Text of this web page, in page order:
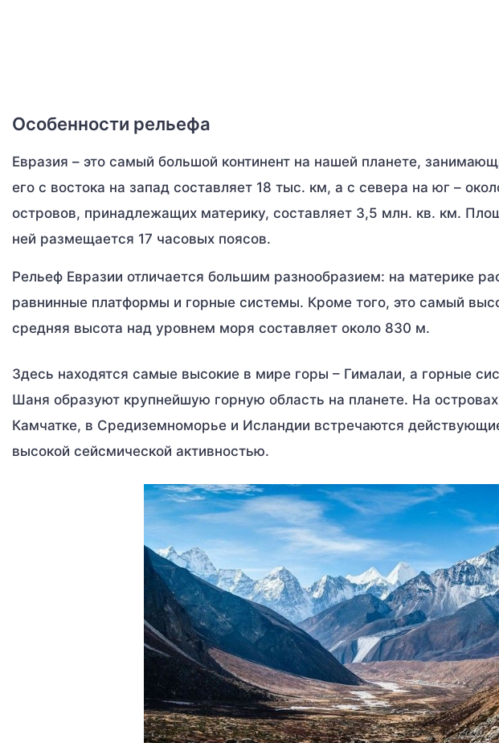
Особенности рельефа
Евразия – это самый большой континент на нашей планете,
его с востока на запад составляет 18 тыс. км, а с севера на юг –
островов, принадлежащих материку, составляет 3,5 млн. кв. км.
ней размещается 17 часовых поясов.
Рельеф Евразии отличается большим разнообразием: на материке
равнинные платформы и горные системы. Кроме того, это самый
средняя высота над уровнем моря составляет около 830 м.
Здесь находятся самые высокие в мире горы – Гималаи, а горные
Шаня образуют крупнейшую горную область на планете. На
Камчатке, в Средиземноморье и Исландии встречаются
высокой сейсмической активностью.